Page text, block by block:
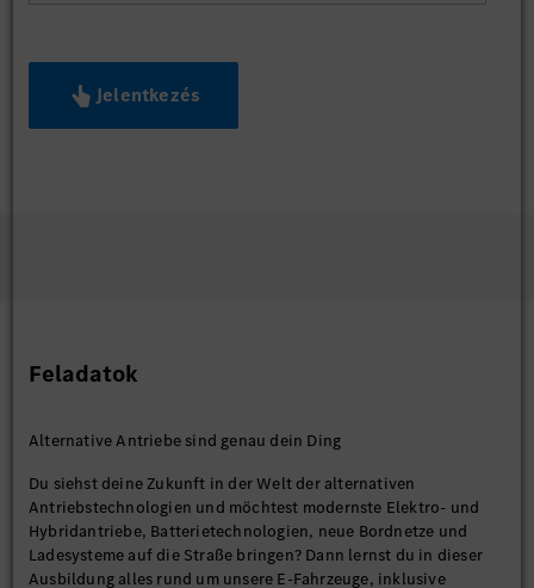
Jelentkezés
Feladatok
Alternative Antriebe sind genau dein Ding
Du siehst deine Zukunft in der Welt der alternativen
Antriebstechnologien und möchtest modernste Elektro- und
Hybridantriebe, Batterietechnologien, neue Bordnetze und
Ladesysteme auf die Straße bringen? Dann lernst du in dieser
Ausbildung alles rund um unsere E-Fahrzeuge, inklusive